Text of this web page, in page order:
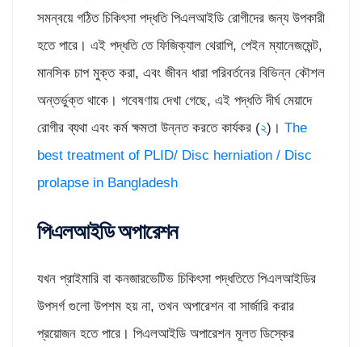
সমন্বয়ে গঠিত চিকিৎসা পদ্ধতি পিএলআইডি রোগীদের জন্য উপকারী
হতে পারে। এই পদ্ধতি তে ফিজিক্যাল থেরাপি, পেইন ম্যানেজমেন্ট,
মানসিক চাপ মুক্ত করা, এবং জীবন ধারা পরিবর্তনের বিভিন্ন কৌশল
অন্তর্ভুক্ত থাকে। গবেষণায় দেখা গেছে, এই পদ্ধতি দীর্ঘ মেয়াদে
রোগীর ব্যথা এবং কর্ম ক্ষমতা উন্নত করতে কার্যকর (২)। The
best treatment of PLID/ Disc herniation / Disc
prolapse in Bangladesh
পিএলআইডি অপারেশন
যখন প্রাইমারি বা কনজারভেটিভ চিকিৎসা পদ্ধতিতে পিএলআইডির
উপসর্গ গুলো উপশম হয় না, তখন অপারেশন বা সার্জারি করার
প্রয়োজন হতে পারে। পিএলআইডি অপারেশন মূলত ডিস্কের